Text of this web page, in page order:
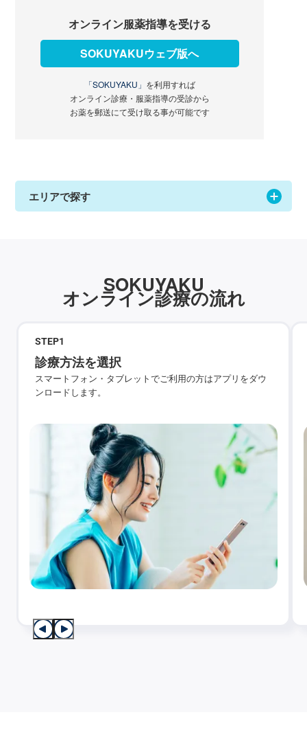
オンライン服薬指導を受ける
SOKUYAKUウェブ版へ
「SOKUYAKU」 を利用すれば
オンライン診療・服薬指導の受診から
お薬を郵送にて受け取る事が可能です
エリアで探す
SOKUYAKU
オンライン診療の流れ
STEP1
診療方法を選択
スマートフォン・タブレットでご利用の方はアプリをダウ
ンロードします。